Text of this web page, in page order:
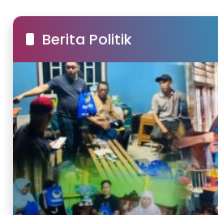
Berita Politik